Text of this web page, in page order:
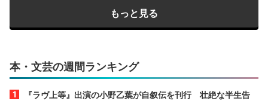
もっと見る
本・文芸の週間ランキング
『ラヴ上等』出演の小野乙葉が自叙伝を刊行 壮絶な半生告